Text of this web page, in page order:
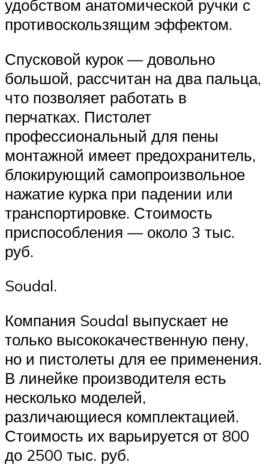
удобством анатомической ручки с
противоскользящим эффектом.
Спусковой курок — довольно
большой, рассчитан на два пальца,
что позволяет работать в
перчатках. Пистолет
профессиональный для пены
монтажной имеет предохранитель,
блокирующий самопроизвольное
нажатие курка при падении или
транспортировке. Стоимость
приспособления — около 3 тыс.
руб.
Soudal.
Компания Soudal выпускает не
только высококачественную пену,
но и пистолеты для ее применения.
В линейке производителя есть
несколько моделей,
различающиеся комплектацией.
Стоимость их варьируется от 800
до 2500 тыс. руб.